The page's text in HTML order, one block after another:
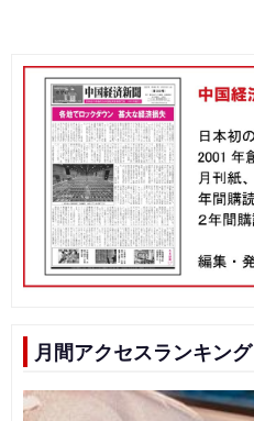
月間アクセスランキング